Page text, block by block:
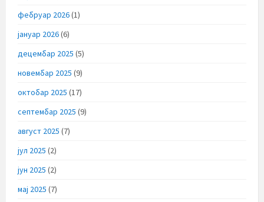
фебруар 2026(1)
јануар 2026(6)
децембар 2025 (5)
новембар 2025 (9)
октобар 2025 (17)
септембар 2025 (9)
август 2025 (7)
јул 2025 (2)
јун 2025 (2)
мај 2025 (7)